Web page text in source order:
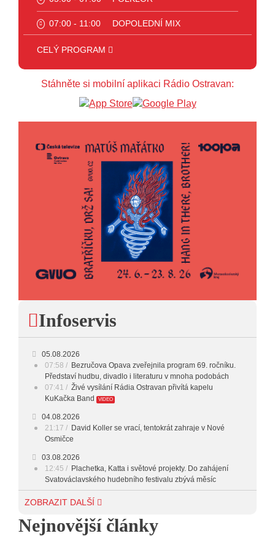
07:00 - 11:00 DOPOLEDNÍ MIX
11:00 - 12:00
12:00 - 13:00 JAZZ
13:00 - 14:00 BLUES
14:00 - 15:00 FOLK
15:00 - 16:00 POP STARS
16:00 - 17:00 HARD AND HEAVY CLASSIC
17:00 - 18:00
HARD AND HEAVY
CROSSOVER
18:00 - 20:00 INDEPENDENT
20:00 - 23:00 VEČERNÍ MIX
23:00 - 00:00 POTICHU
CELÝ PROGRAM
Stáhněte si mobilní aplikaci Rádio Ostravan:
Infoservis
05.08.2026
07:58
Bezručova Opava zveřejnila program 69. ročníku.
Představí hudbu, divadlo i literaturu v mnoha podobách
07:41
Živé vysílání Rádia Ostravan přivítá kapelu
KuKačka Band
VIDEO
04.08.2026
21:17
David Koller se vrací, tentokrát zahraje v Nové
Osmičce
03.08.2026
12:45
Plachetka, Katta i světové projekty. Do zahájení
Svatováclavského hudebního festivalu zbývá měsíc
29.07.2026
listopadu v klubu Barrák
VIDEO
10:33
Úsměvné historky ze života ostravské kapely
ZOBRAZIT DALŠÍ
Nejnovější články